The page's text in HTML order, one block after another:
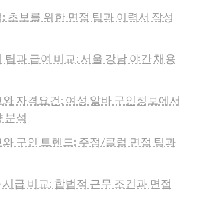
초보를 위한 면접 팁과 이력서 작성
팁과 급여 비교: 서울 강남 야간 채용
자격요건: 여성 알바 구인정보에서
분석
구인 트렌드: 주점/클럽 면접 팁과
급 비교: 합법적 근무 조건과 면접